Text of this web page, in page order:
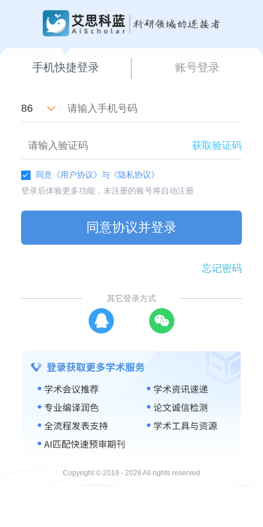
手机快捷登录 账号登录
86
获取验证码
同意 《用户协议》与 《隐私协议》
登录后体验更多功能，未注册的账号将自动注册
同意协议并登录
忘记密码
其它登录方式
Copyright © 2019 - 2026 All rights reserved